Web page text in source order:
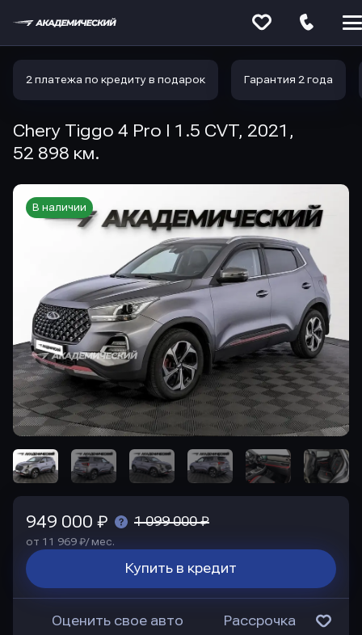
2 платежа по кредиту в подарок Гарантия 2 года
Chery Tiggo 4 Pro I 1.5 CVT, 2021,
52 898 км.
В наличии
949 000 ₽ 1 099 000 ₽
от 11 969 ₽/ мес.
Купить в кредит
Оценить свое авто Рассрочка